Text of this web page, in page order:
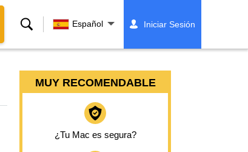
Buscar Español Iniciar Sesión
MUY RECOMENDABLE
¿Tu Mac es segura?